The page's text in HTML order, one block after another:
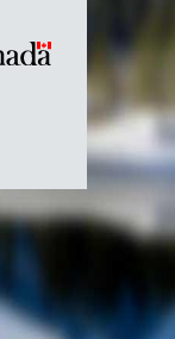
Symbole
du
Canada